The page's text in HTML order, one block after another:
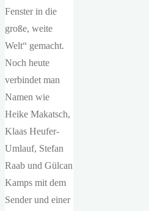
Fenster in die
große, weite
Welt“ gemacht.
Noch heute
verbindet man
Namen wie
Heike Makatsch,
Klaas Heufer-
Umlauf, Stefan
Raab und Gülcan
Kamps mit dem
Sender und einer